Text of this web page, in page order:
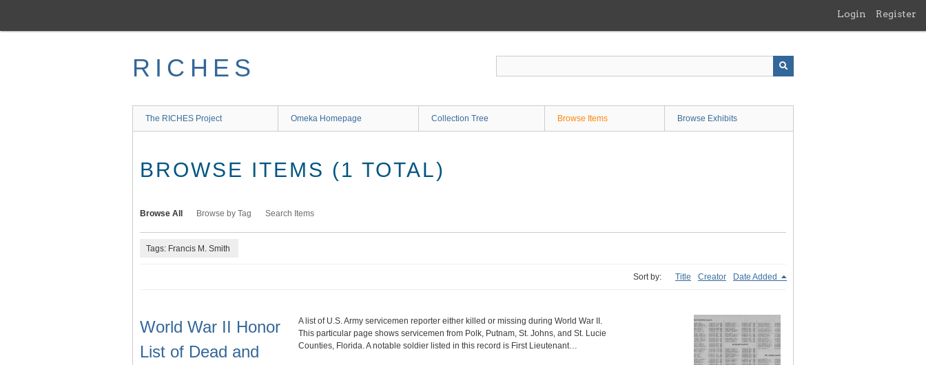
main
Login Register
RICHES
The RICHES Project Omeka Homepage Collection Tree Browse Items Browse Exhibits
BROWSE ITEMS (1 TOTAL)
Browse All Browse by Tag Search Items
Tags: Francis M. Smith
Sort by: Title Creator Date Added
World War II Honor
List of Dead and
A list of U.S. Army servicemen reporter either killed or missing during World War II.
This particular page shows servicemen from Polk, Putnam, St. Johns, and St. Lucie
Counties, Florida. A notable soldier listed in this record is First Lieutenant…